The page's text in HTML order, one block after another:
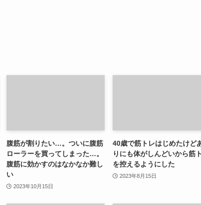
腹筋が割りたい…。ついに腹筋
ローラーを買ってしまった…。
腹筋に効かすのはなかなか難し
い
2023年10月15日
40歳で筋トレはじめたけど
りにも体がしんどいから筋
を控えるようにした
2023年8月15日